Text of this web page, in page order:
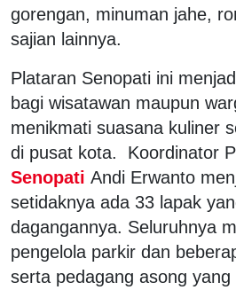
gorengan, minuman jahe,
sajian lainnya.
Plataran Senopati ini
bagi wisatawan maupun
menikmati suasana kuliner
di pusat kota. Koordinator
Senopati Andi Erwanto
setidaknya ada 33 lapak
dagangannya. Seluruhnya
pengelola parkir dan
serta pedagang asong yang